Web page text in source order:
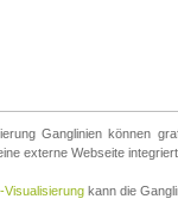
Ganglinien können
externe Webseite integriert
Visualisierung kann die